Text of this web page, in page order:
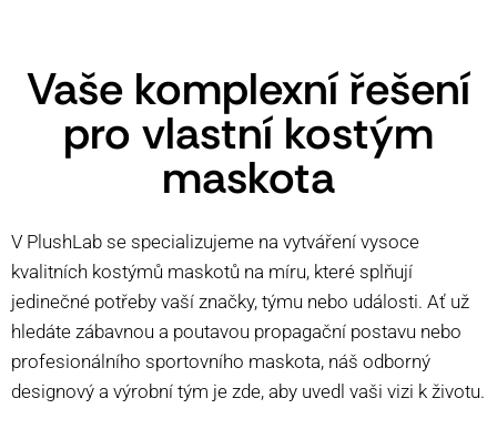
Vaše komplexní řešení
pro vlastní kostým
maskota
V PlushLab se specializujeme na vytváření vysoce
kvalitních kostýmů maskotů na míru, které splňují
jedinečné potřeby vaší značky, týmu nebo události. Ať už
hledáte zábavnou a poutavou propagační postavu nebo
profesionálního sportovního maskota, náš odborný
designový a výrobní tým je zde, aby uvedl vaši vizi k životu.